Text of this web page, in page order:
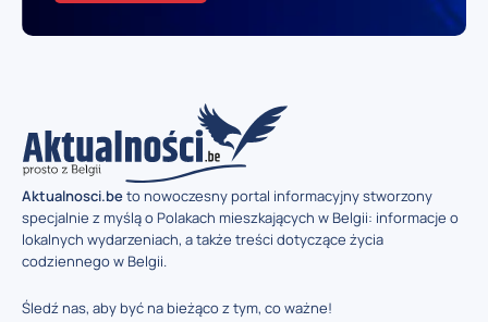
Aktualnosci.beto nowoczesny portal informacyjny stworzony
specjalnie z myślą o Polakach mieszkających w Belgii: informacje o
lokalnych wydarzeniach, a także treści dotyczące życia
codziennego w Belgii.
Śledź nas, aby być na bieżąco z tym, co ważne!